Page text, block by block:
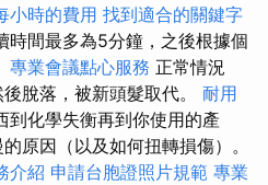
小時的費用 找到適合的關鍵字
時間最多為5分鐘，之後根據個
專業會議點心服務 正常情況
脫落，被新頭髮取代。 耐用
到化學失衡再到你使用的產
原因（以及如何扭轉損傷）。
介紹 申請台胞證照片規範 專業